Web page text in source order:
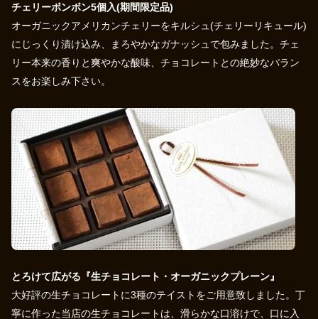
チェリーボンボン5個入(期間限定品)
オーガニックアメリカンチェリーをキルシュ(チェリーリキュール)
にじっくり漬け込み、まろやかなガナッシュで包みました。チェ
リー本来の香りと爽やかな酸味、チョコレートとの絶妙なバラン
スをお楽しみ下さい。
とろけて広がる『生チョコレート・オーガニックプレーン』
大好評の生チョコレートに3種のテイストをご用意致しました。丁
寧に作った当店の生チョコレートは、滑らかな口溶けで、口に入